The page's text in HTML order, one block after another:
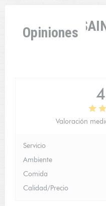
L'AUBERGE
Opiniones
Valoración
Servicio
Ambiente
Comida
Calidad/Precio